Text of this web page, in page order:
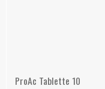
ProAc Tablette 10